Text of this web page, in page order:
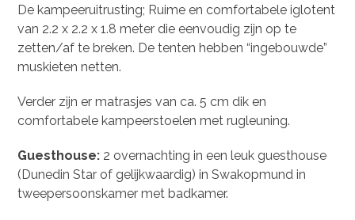
De kampeeruitrusting; Ruime en comfortabele iglotent
van 2.2 x 2.2 x 1.8 meter die eenvoudig zijn op te
zetten/af te breken. De tenten hebben “ingebouwde”
muskieten netten.
Verder zijn er matrasjes van ca. 5 cm dik en
comfortabele kampeerstoelen met rugleuning.
Guesthouse: 2 overnachting in een leuk guesthouse
(Dunedin Star of gelijkwaardig) in Swakopmund in
tweepersoonskamer met badkamer.